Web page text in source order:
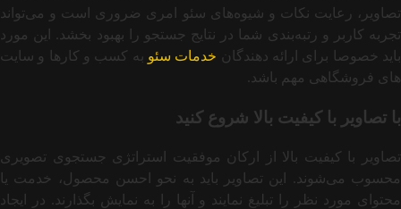
تصاویر، رعایت نکات و شیوه‌های سئو امری ضروری است و می‌تواند
تجربه کاربر و رتبه‌بندی شما در نتایج جستجو را بهبود بخشد. این مورد
باید خصوصا برای ارائه دهندگان خدمات سئو به کسب و کارها و سایت
های فروشگاهی مهم باشد.
با تصاویر با کیفیت بالا شروع کنید
تصاویر با کیفیت بالا از ارکان موفقیت استراتژی جستجوی تصویری
محسوب می‌شوند. این تصاویر باید به نحو احسن محصول، خدمت یا
محتوای مورد نظر را تبلیغ نمایند و آنها را به نمایش بگذارند. در ایجاد